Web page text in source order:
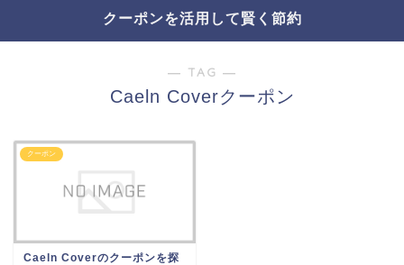
クーポンを活用して賢く節約
― TAG ―
Caeln Coverクーポン
クーポン
Caeln Coverのクーポンを探